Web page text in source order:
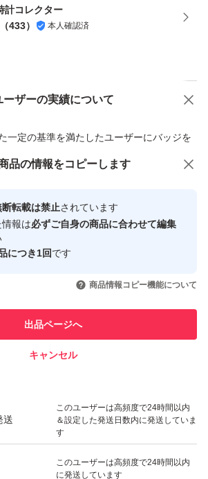
計コレクター
（433） 本人確認済
ーザーの実績について
一定の基準を満たしたユーザーにバッジを
心・安全なユーザーです
引を完了させた実績があります
での取引実績があります
送
このユーザーは高頻度で24時間以内
＆設定した発送日数内に発送していま
す
このユーザーは高頻度で24時間以内
に発送しています
商品への質問
品の情報をコピーします
断転載は禁止されています
報は必ずご自身の商品に合わせて編集
につき1回です
商品情報コピー機能について
出品ページへ
キャンセル
人にオススメ